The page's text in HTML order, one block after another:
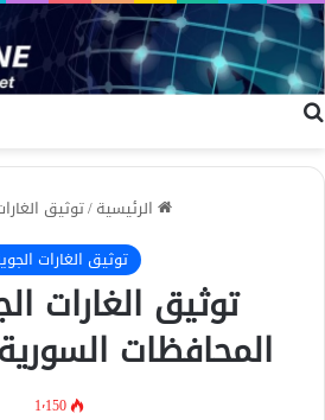
الرئيسية/توثيق
توثيق الغارات
توثيق الغارات
المحافظات السورية 14-6-
1٬150